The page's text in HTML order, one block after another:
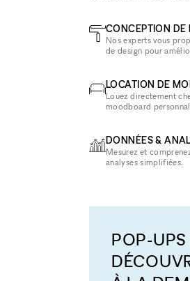
CONCEPTION DE
Nos experts vous
de design pour
LOCATION DE
Louez directement
moodboard
DONNÉES &
Mesurez et
analyses simplifiées.
POP-